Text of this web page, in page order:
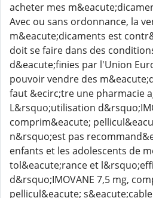
acheter mes
Avec ou sans ordonnance, la
m&eacute;dicaments est
doit se faire dans des
d&eacute;finies par l'Union
pouvoir vendre des
faut &ecirc;tre une pharmacie
L&rsquo;utilisation
comprim&eacute;
n&rsquo;est pas
enfants et les adolescents de
tol&eacute;rance et
d&rsquo;IMOVANE 7,5 mg,
pellicul&eacute;